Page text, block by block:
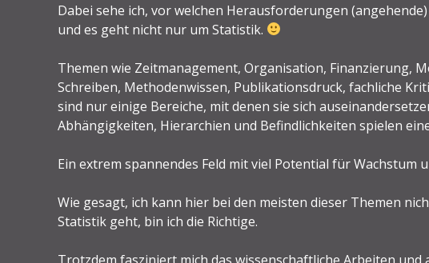
Dabei sehe ich, vor welchen Herausforderungen
und es geht nicht nur um Statistik.
Themen wie Zeitmanagement, Organisation, Finanzierung,
Schreiben, Methodenwissen, Publikationsdruck, fachliche
sind nur einige Bereiche, mit denen sie sich
Abhängigkeiten, Hierarchien und Befindlichkeiten spielen
Ein extrem spannendes Feld mit viel Potential für Wachstum
Wie gesagt, ich kann hier bei den meisten dieser Themen
Statistik geht, bin ich die Richtige.